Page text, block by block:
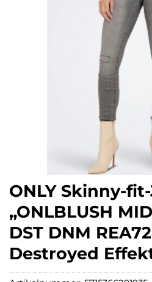
ONLY Skinny-
„ONLBLUSH
DST DNM
Destroyed